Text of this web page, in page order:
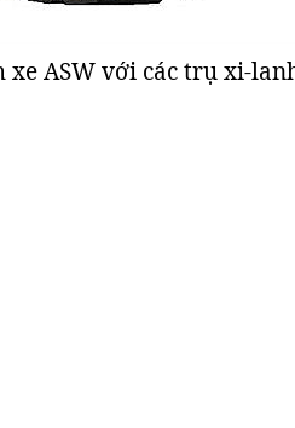
xe ASW với các trụ xi-